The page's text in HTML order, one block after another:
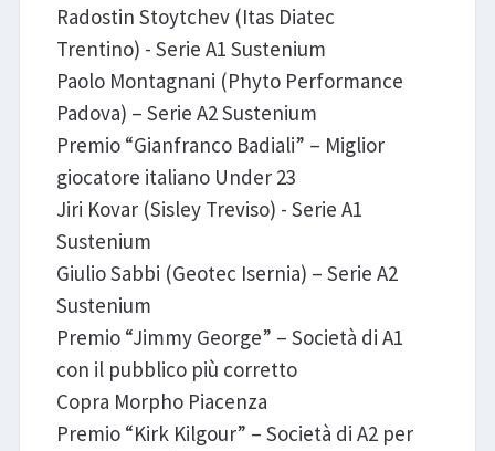
Radostin Stoytchev (Itas Diatec
Trentino) - Serie A1 Sustenium
Paolo Montagnani (Phyto Performance
Padova) – Serie A2 Sustenium
Premio “Gianfranco Badiali” – Miglior
giocatore italiano Under 23
Jiri Kovar (Sisley Treviso) - Serie A1
Sustenium
Giulio Sabbi (Geotec Isernia) – Serie A2
Sustenium
Premio “Jimmy George” – Società di A1
con il pubblico più corretto
Copra Morpho Piacenza
Premio “Kirk Kilgour” – Società di A2 per